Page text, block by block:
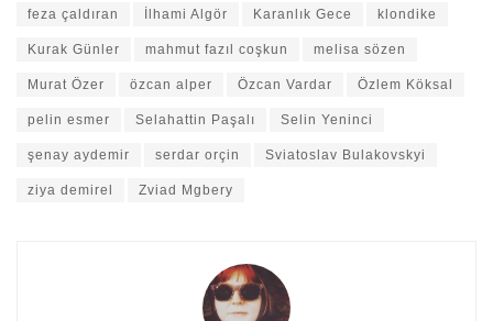
feza çaldıran İlhami Algör Karanlık Gece klondike
Kurak Günler mahmut fazıl coşkun melisa sözen
Murat Özer özcan alper Özcan Vardar Özlem Köksal
pelin esmer Selahattin Paşalı Selin Yeninci
şenay aydemir serdar orçin Sviatoslav Bulakovskyi
ziya demirel Zviad Mgbery